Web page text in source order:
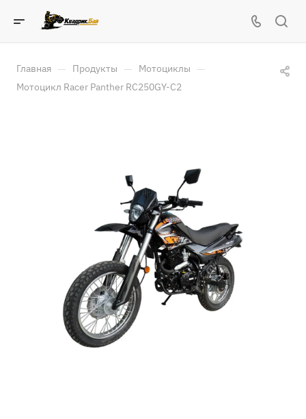
Главная — Продукты — Мотоциклы —
Мотоцикл Racer Panther RC250GY-C2